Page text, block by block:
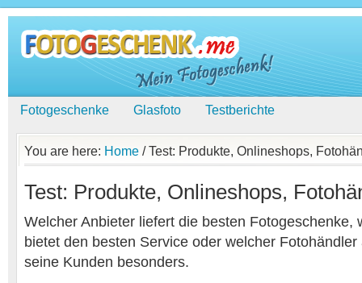
Fotogeschenke Glasfoto Testberichte
You are here: Home /Test: Produkte, Onlineshops,
Test: Produkte, Onlineshops,
Welcher Anbieter liefert die besten Fotogeschenke,
bietet den besten Service oder welcher
seine Kunden besonders.